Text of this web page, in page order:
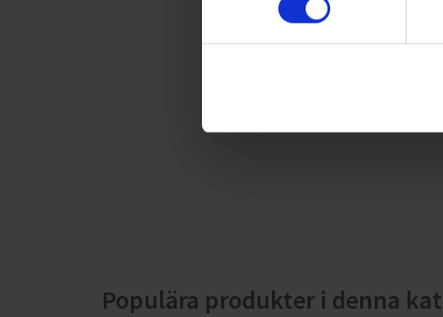
Populära produkter i denna